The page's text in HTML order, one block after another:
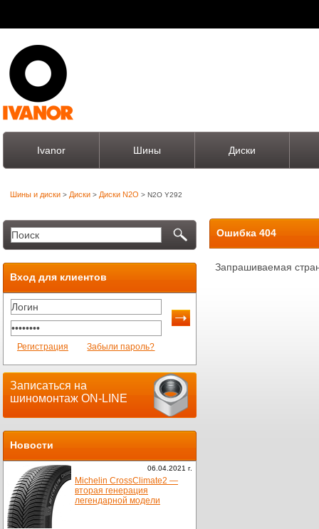
Ivanor Шины Диски
Шины и диски > Диски > Диски N2O > N2O Y292
Вход для клиентов
Регистрация Забыли пароль?
Записаться на
шиномонтаж ON-LINE
Новости
06.04.2021 г.
Michelin CrossClimate2 —
вторая генерация
легендарной модели
Ошибка 404
Запрашиваемая